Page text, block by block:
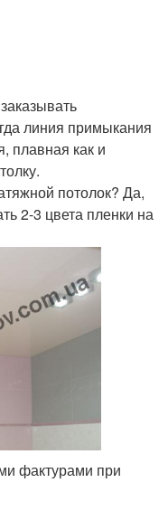
линия примыкания
плавная как и
потолок? Да,
2-3 цвета пленки на
фактурами при